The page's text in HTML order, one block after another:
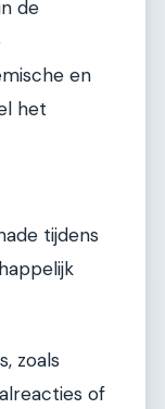
de
en
het
tijdens
zoals
of